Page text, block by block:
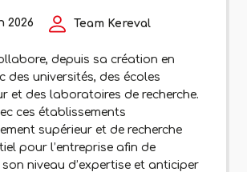
2026 Team Kereval
depuis sa création en
des universités, des écoles
et des laboratoires de recherche.
ces établissements
supérieur et de recherche
pour l’entreprise afin de
niveau d’expertise et anticiper